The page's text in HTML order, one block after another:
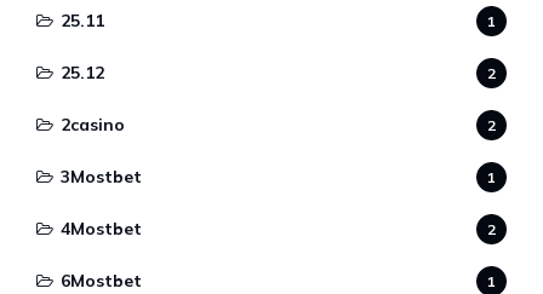
25.11 1
25.12 2
2casino 2
3Mostbet 1
4Mostbet 2
6Mostbet 1